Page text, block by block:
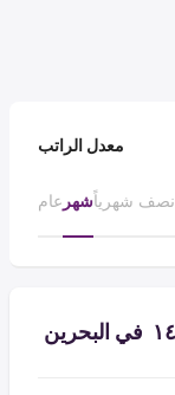
معدل الراتب
عام شهرنصف شهرياً